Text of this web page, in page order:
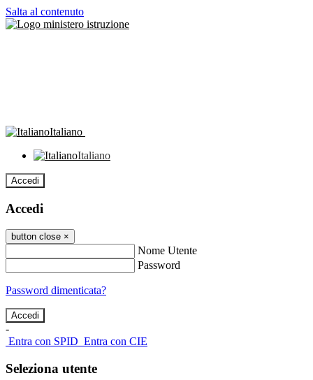
Salta al contenuto
Italiano
Italiano
Accedi
Accedi
button close ×
Nome Utente
Password
Password dimenticata?
-
Entra con SPID Entra con CIE
Seleziona utente